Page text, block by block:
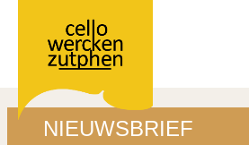
NIEUWSBRIEF